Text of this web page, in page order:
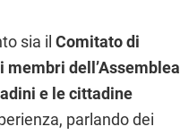
sia il Comitato di
membri dell’Assemblea
e le cittadine
parlando dei